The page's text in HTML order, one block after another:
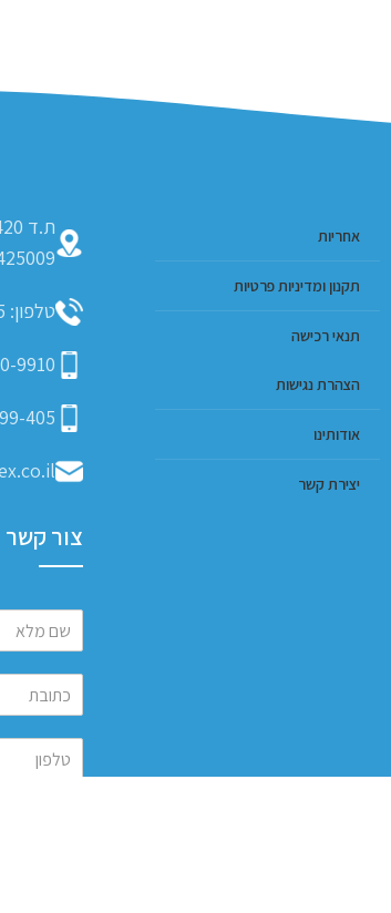
אחריות
תקנון ומדיניות פרטיות
תנאי רכישה
הצהרת נגישות
אודותינו
יצירת קשר
טלפון: 09-793-9635
9910
405
צור קשר